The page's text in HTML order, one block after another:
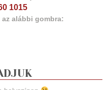
1015
alábbi gombra: